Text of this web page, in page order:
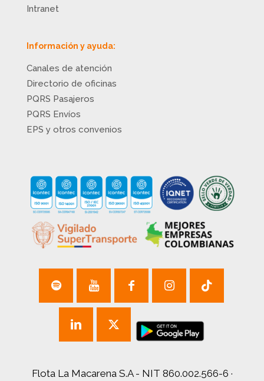
Intranet
Información y ayuda:
Canales de atención
Directorio de oficinas
PQRS Pasajeros
PQRS Envíos
EPS y otros convenios
Flota La Macarena S.A - NIT 860.002.566-6 ·